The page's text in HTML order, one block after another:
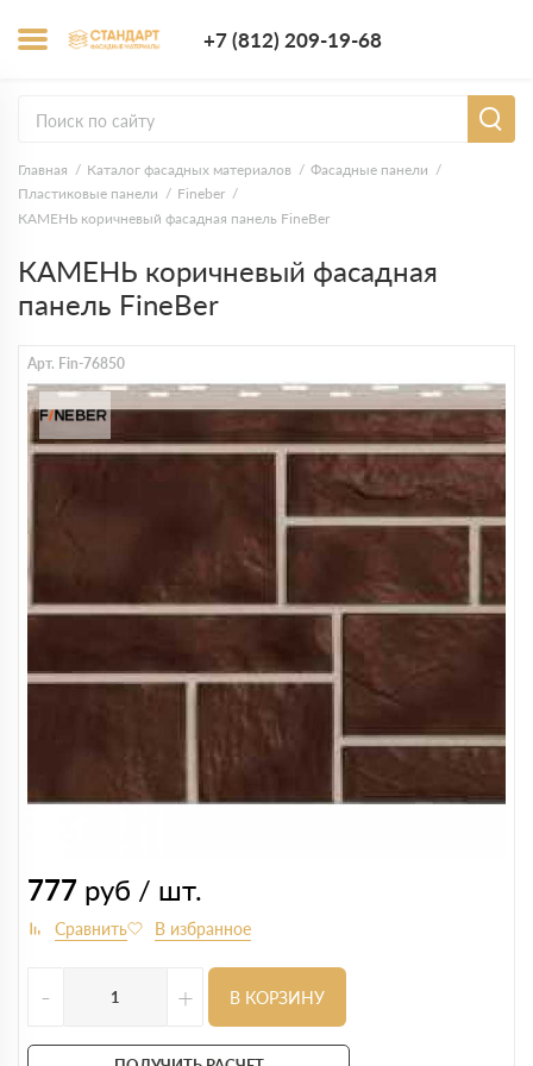
+7 (812) 209-19-68
Главная Каталог фасадных материалов
Фасадные панели
Пластиковые панели
Fineber
КАМЕНЬ коричневый фасадная панель FineBer
КАМЕНЬ коричневый фасадная
панель FineBer
Арт. Fin-76850
777 руб / шт.
- + В КОРЗИНУ